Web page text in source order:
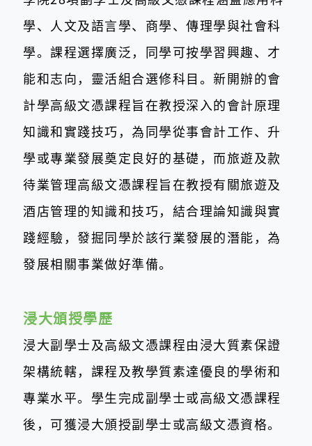
學、人文及語言學、商學、傳理學與社會科
學。課程選擇廣泛，同學可按學習興趣、才
能和志向，靈活組合選修科目。新開辦的會
計學高級文憑課程旨在教授深入的會計原理
知識和實踐技巧，為同學從事會計工作、升
學或專業發展奠定良好的基礎，而旅遊及款
待業管理高級文憑課程旨在教授有關旅遊及
酒店管理的知識和技巧，結合理論知識與實
踐經驗，發掘同學於該行業發展的潛能，為
發展相關事業做好準備。
浸大頒授學歷
浸大副學士及高級文憑課程由浸大質素保證
架構統轄，課程及教學質素達優 良的學術和
專業水平。學生完成副學士或高級文憑課程
後，可獲浸大頒授副學士 或高級文憑資格。